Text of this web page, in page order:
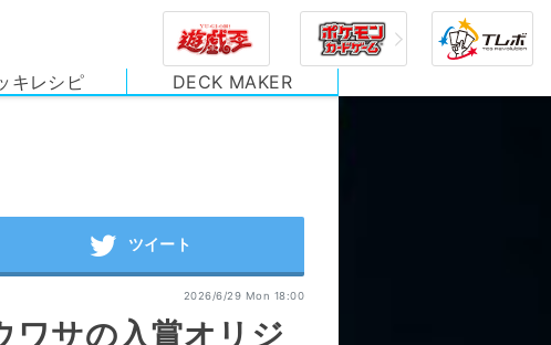
キレシピ DECK MAKER
2026/6/29 Mon 18:00
ワサの入賞オリジ